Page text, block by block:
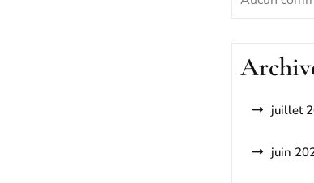
juillet
juin